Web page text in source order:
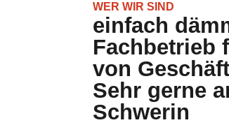
WER WIR SIND
einfach
Fachbetrieb
von
Sehr gerne
Schwerin